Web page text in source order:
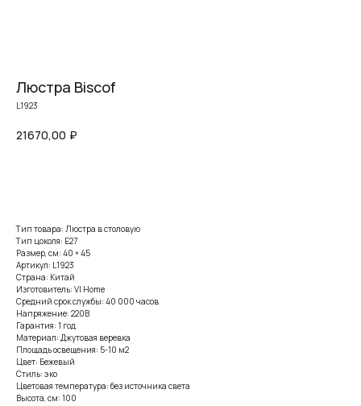
Люстра Biscof
L1923
21670,00 ₽
Тип товара: Люстра в столовую
Тип цоколя: E27
Размер, см: 40 × 45
Артикул: L1923
Страна: Китай
Изготовитель: VI Home
Средний срок службы: 40 000 часов
Напряжение: 220В
Гарантия: 1 год
Материал: Джутовая веревка
Площадь освещения: 5-10 м2
Цвет: Бежевый
Стиль: эко
Цветовая температура: без источника света
Высота, см: 100